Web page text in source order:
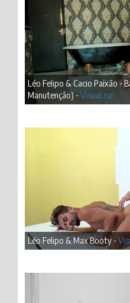
Léo Felipo & Cacio Paixão -
Manutenção) -Visualizar
Léo Felipo & Max Booty -